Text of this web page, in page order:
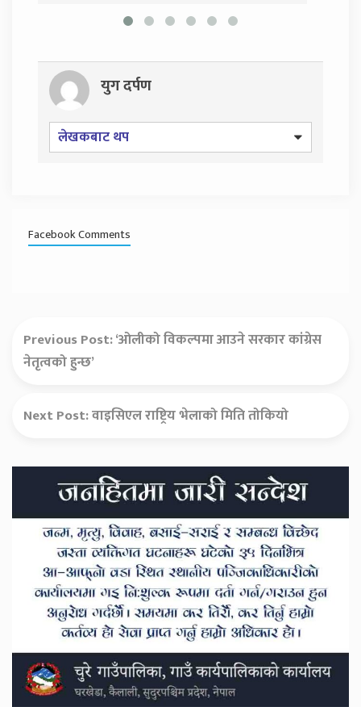
युग दर्पण
लेखकबाट थप
Facebook Comments
Previous Post:‘ओलीको विकल्पमा आउने सरकार कांग्रेस
नेतृत्वको हुन्छ’
Next Post:वाइसिएल राष्ट्रिय भेलाको मिति तोकियो
Secondary
Sidebar